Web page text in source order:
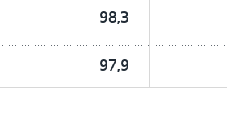
98,3
97,9